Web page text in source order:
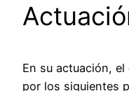
En su actuación,
por los siguientes